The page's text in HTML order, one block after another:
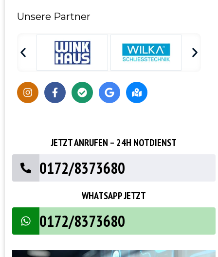
Unsere Partner
JETZT ANRUFEN – 24H NOTDIENST
0172/8373680
WHATSAPP JETZT
0172/8373680